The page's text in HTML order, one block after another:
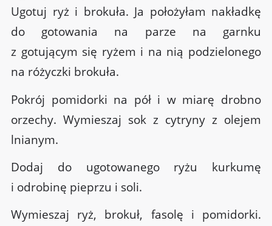
Ugotuj ryż i brokuła. Ja położyłam nakładkę
do gotowania na parze na garnku
z gotującym się ryżem i na nią podzielonego
na różyczki brokuła.
Pokrój pomidorki na pół i w miarę drobno
orzechy. Wymieszaj sok z cytryny z olejem
lnianym.
Dodaj do ugotowanego ryżu kurkumę
i odrobinę pieprzu i soli.
Wymieszaj ryż, brokuł, fasolę i pomidorki.